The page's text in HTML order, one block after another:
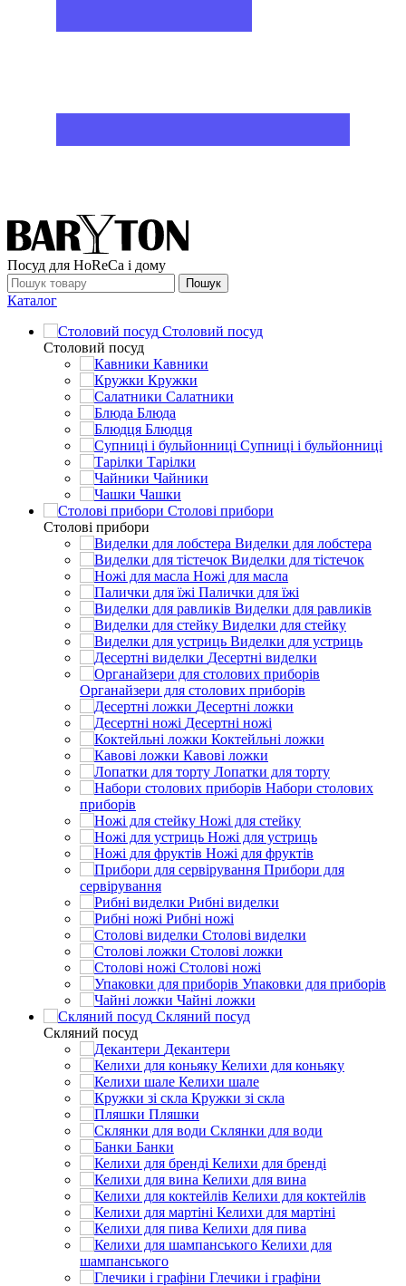
Посуд для HoReCa і дому
Пошук
Каталог
Столовий посуд
Столовий посуд
Кавники
Кружки
Салатники
Блюда
Блюдця
Супниці і бульйонниці
Тарілки
Чайники
Чашки
Столові прибори
Столові прибори
Виделки для лобстера
Виделки для тістечок
Ножі для масла
Палички для їжі
Виделки для равликів
Виделки для стейку
Виделки для устриць
Десертні виделки
Органайзери для столових приборів
Десертні ложки
Десертні ножі
Коктейльні ложки
Кавові ложки
Лопатки для торту
Набори столових
приборів
Ножі для стейку
Ножі для устриць
Ножі для фруктів
Прибори для
сервірування
Рибні виделки
Рибні ножі
Столові виделки
Столові ложки
Столові ножі
Упаковки для приборів
Чайні ложки
Скляний посуд
Скляний посуд
Декантери
Келихи для коньяку
Келихи шале
Кружки зі скла
Пляшки
Склянки для води
Банки
Келихи для бренді
Келихи для вина
Келихи для коктейлів
Келихи для мартіні
Келихи для пива
Келихи для
шампанського
Глечики і графіни